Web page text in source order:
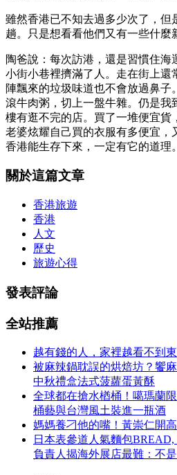
雖然香港已不知去過多少次了，但
趟。只是想看看他們又有一些什麼
陶爸說：每次訪港，還是習慣住海
小街小巷裡擠滿了人。走在街上還
陣飄來的垃圾味道也不會放過鼻子
滾牛肉粥，切上一盤牛雜。仍是我
樓有逛不完的店。買了一堆便宜貨
老婆炫耀自己買的衣服有多便宜，
香港能生存下來，一定有它的道理。
關於這篇文章
香港旅遊
香港
人文
歷史
旅遊心得
發表評論
全站推薦
越有錢的人，家裡越看不到
被麻辣鍋耽誤的烘焙坊？饗
中秋禮盒法式菠蘿蛋黃酥
全球都在搶水楢桶！噶瑪蘭
桶藝與台灣風土裝進一瓶酒
媽媽養刁他的嘴！黃崇仁開
日本表參道人氣麵包BREAD,
負責人揭海外展店最難：不